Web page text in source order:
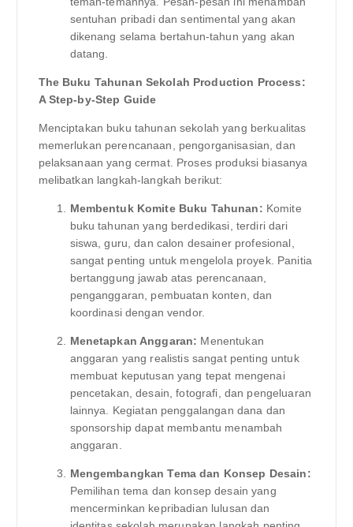
sentuhan pribadi dan sentimental yang akan
dikenang selama bertahun-tahun yang akan
datang.
The Buku Tahunan Sekolah Production Process:
A Step-by-Step Guide
Menciptakan buku tahunan sekolah yang berkualitas
memerlukan perencanaan, pengorganisasian, dan
pelaksanaan yang cermat. Proses produksi biasanya
melibatkan langkah-langkah berikut:
Membentuk Komite Buku Tahunan: Komite
buku tahunan yang berdedikasi, terdiri dari
siswa, guru, dan calon desainer profesional,
sangat penting untuk mengelola proyek. Panitia
bertanggung jawab atas perencanaan,
penganggaran, pembuatan konten, dan
koordinasi dengan vendor.
Menetapkan Anggaran: Menentukan
anggaran yang realistis sangat penting untuk
membuat keputusan yang tepat mengenai
pencetakan, desain, fotografi, dan pengeluaran
lainnya. Kegiatan penggalangan dana dan
sponsorship dapat membantu menambah
anggaran.
Mengembangkan Tema dan Konsep Desain:
Pemilihan tema dan konsep desain yang
mencerminkan kepribadian lulusan dan